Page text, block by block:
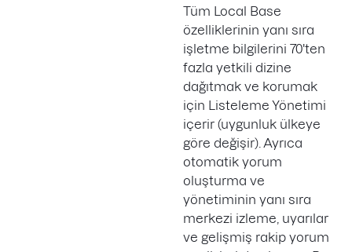
Tüm Local Base
özelliklerinin yanı sıra
işletme bilgilerini 70'ten
fazla yetkili dizine
dağıtmak ve korumak
için Listeleme Yönetimi
içerir (uygunluk ülkeye
göre değişir). Ayrıca
otomatik yorum
oluşturma ve
yönetiminin yanı sıra
merkezi izleme, uyarılar
ve gelişmiş rakip yorum